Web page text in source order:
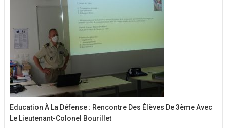
Education À La Défense : Rencontre Des Élèves De 3ème Avec
Le Lieutenant-Colonel Bourillet